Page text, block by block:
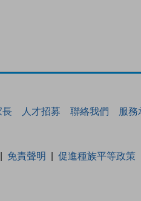
長 人才招募 聯絡我們 服務
免責聲明 促進種族平等政策